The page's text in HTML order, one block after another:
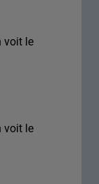
voit le
voit le